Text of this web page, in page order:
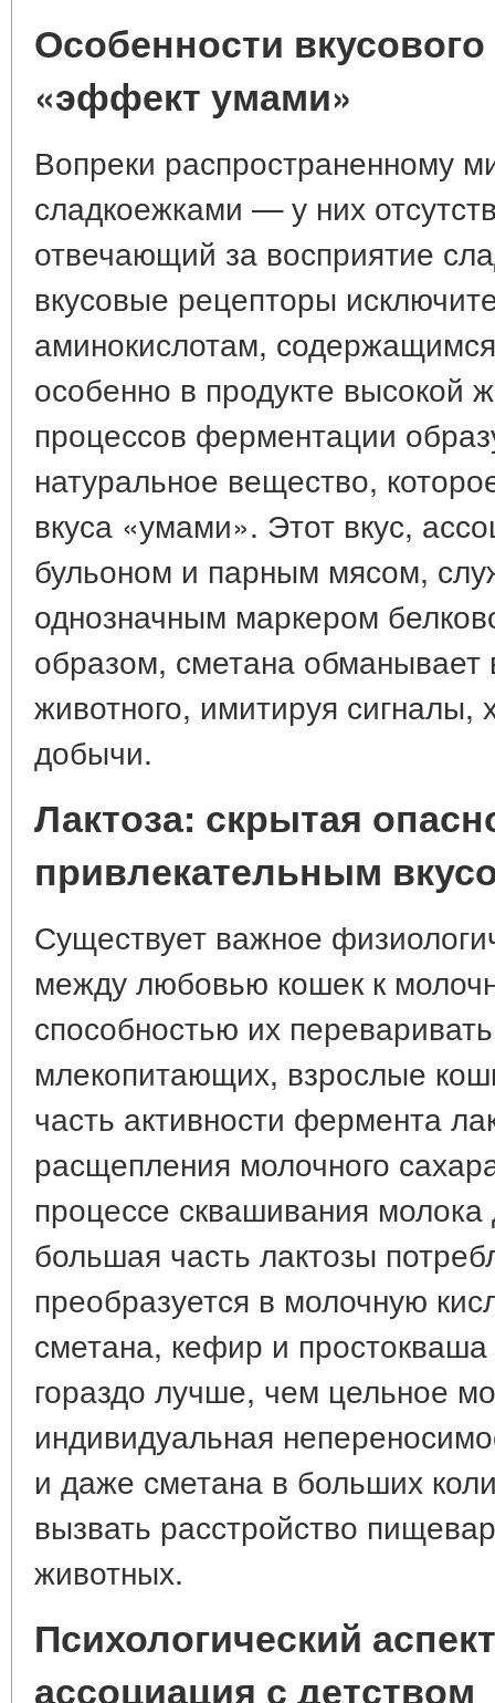
Особенности
«эффект умами»
Вопреки распространенному
сладкоежками — у них
отвечающий за восприятие
вкусовые рецепторы
аминокислотам,
особенно в продукте высокой
процессов ферментации
натуральное вещество,
вкуса «умами». Этот вкус,
бульоном и парным мясом,
однозначным маркером
образом, сметана обманывает
животного, имитируя
добычи.
Лактоза: скрытая
привлекательным
Существует важное
между любовью кошек к
способностью их
млекопитающих, взрослые
часть активности фермента
расщепления молочного
процессе сквашивания
большая часть лактозы
преобразуется в молочную
сметана, кефир и
гораздо лучше, чем цельное
индивидуальная
и даже сметана в больших
вызвать расстройство
животных.
Психологический
ассоциация с детством